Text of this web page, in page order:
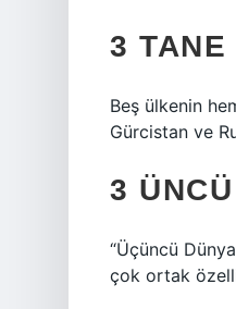
3
Beş ülkenin
Gürcistan ve
3
“Üçüncü
çok ortak